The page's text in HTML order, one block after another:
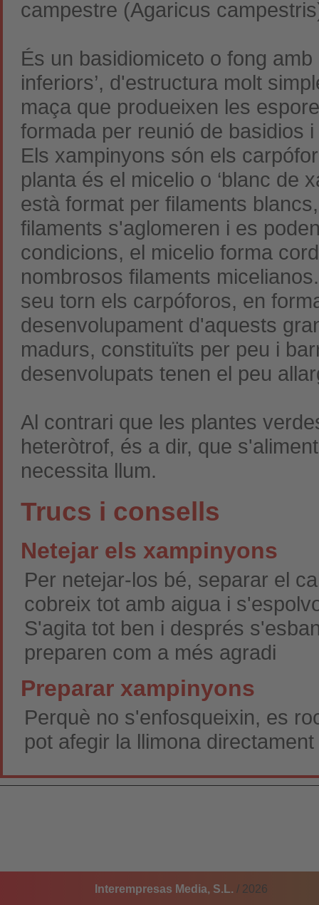
campestre (Agaricus
És un basidiomiceto o fong amb
inferiors’, d'estructura molt
maça que produeixen les
formada per reunió de basidios
Els xampinyons són els
planta és el micelio o ‘blanc de
està format per filaments
filaments s'aglomeren i es
condicions, el micelio forma
nombrosos filaments
seu torn els carpóforos, en
desenvolupament d'aquests
madurs, constituïts per peu i
desenvolupats tenen el peu
Al contrari que les plantes
heteròtrof, és a dir, que
necessita llum.
Trucs i consells
Netejar els xampinyons
Per netejar-los bé, separar el
cobreix tot amb aigua i
S'agita tot ben i després
preparen com a més agradi
Preparar xampinyons
Perquè no s'enfosqueixin, es
pot afegir la llimona
Interempresas Media, S.L. / 2026